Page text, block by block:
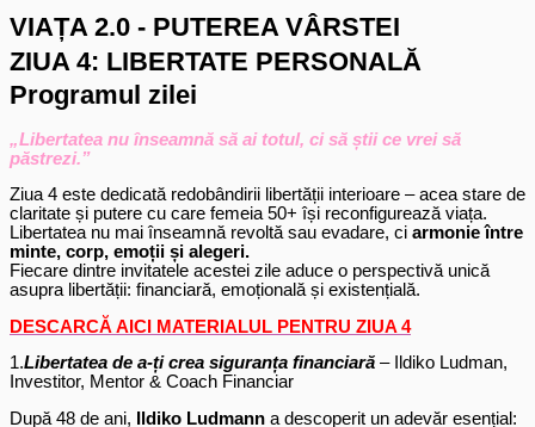
VIAȚA 2.0 - PUTEREA VÂRSTEI
ZIUA 4: LIBERTATE PERSONALĂ
Programul zilei
„Libertatea nu înseamnă să ai totul, ci să știi ce vrei să
păstrezi.”
Ziua 4 este dedicată redobândirii libertății interioare – acea stare de
claritate și putere cu care femeia 50+ își reconfigurează viața.
Libertatea nu mai înseamnă revoltă sau evadare, ci armonie între
minte, corp, emoții și alegeri.
Fiecare dintre invitatele acestei zile aduce o perspectivă unică
asupra libertății: financiară, emoțională și existențială.
DESCARCĂ AICI MATERIALUL PENTRU ZIUA 4
1.Libertatea de a-ți crea siguranța financiară – Ildiko Ludman,
Investitor, Mentor & Coach Financiar
După 48 de ani,
Ildiko Ludmann a descoperit un adevăr esențial: